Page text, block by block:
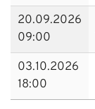
20.09.2026
09:00
03.10.2026
18:00